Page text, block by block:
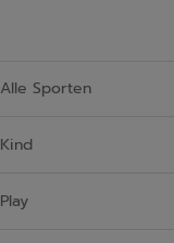
Alle Sporten
Kind
Play